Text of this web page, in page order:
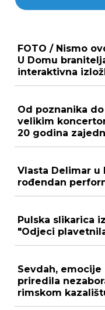
FOTO / Nismo
U Domu
interaktivna
Od poznanika
velikim
20 godina
Vlasta Delimar u
rođendan
Pulska slikarica
"Odjeci
Sevdah, emocije
priredila
rimskom